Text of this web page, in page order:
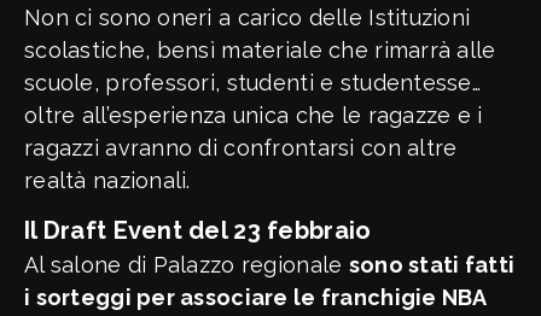
Non ci sono oneri a carico delle Istituzioni
scolastiche, bensì materiale che rimarrà alle
scuole, professori, studenti e studentesse…
oltre all’esperienza unica che le ragazze e i
ragazzi avranno di confrontarsi con altre
realtà nazionali.
Il Draft Event del 23 febbraio
Al salone di Palazzo regionale sono stati fatti
i sorteggi per associare le franchigie NBA